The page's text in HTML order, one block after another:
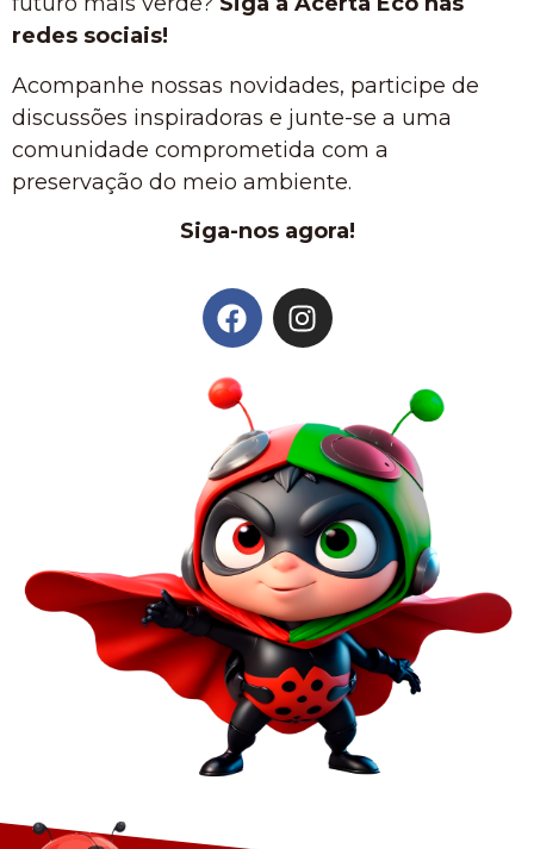
redes sociais!
Acompanhe nossas novidades, participe de
discussões inspiradoras e junte-se a uma
comunidade comprometida com a
preservação do meio ambiente.
Siga-nos agora!